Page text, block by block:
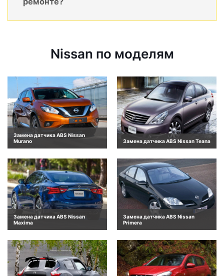
Nissan по моделям
Замена датчика ABS Nissan
Murano
Замена датчика ABS Nissan Teana
Замена датчика ABS Nissan
Maxima
Замена датчика ABS Nissan
Primera